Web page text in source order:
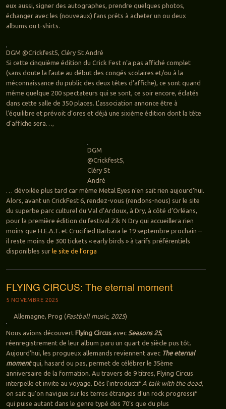
eux aussi, signer des autographes, prendre quelques photos,
échanger avec les (nouveaux) fans prêts à acheter un ou deux
albums ou t-shirts.
DGM @Crickfest5, Cléry St André
Si cette cinquième édition du Crick Fest n’a pas affiché complet
(sans doute la faute au début des congés scolaires et/ou à la
méconnaissance du public des deux têtes d’affiche), ce sont quand
même quelque 200 spectateurs qui se sont, ce soir encore, éclatés
dans cette salle de 350 places. L’association annonce être à
l’équilibre et prévoit d’ores et déjà une sixième édition dont la tête
d’affiche sera…,
DGM
@Crickfest5,
Cléry St
André
… dévoilée plus tard car même Metal Eyes n’en sait rien aujourd’hui.
Alors, avant un CrickFest 6, rendez-vous (rendons-nous) sur le site
du superbe parc culturel du Val d’Ardoux, à Dry, à côté d’Orléans,
pour la première édition du festival Zik N Dry qui accueillera rien
moins que H.E.A.T. et Crucified Barbara le 19 septembre prochain –
il reste moins de 300 tickets « early birds » à tarifs préférentiels
disponibles sur le site de l’orga
FLYING CIRCUS: The eternal moment
5 NOVEMBRE 2025
Allemagne, Prog (Fastball music, 2025)
Nous avions découvert Flying Circusavec Seasons 25,
réenregistrement de leur album paru un quart de siècle pus tôt.
Aujourd’hui, les progueux allemands reviennent avec The eternal
momentqui, hasard ou pas, permet de célébrer le 35ème
anniversaire de la formation. Au travers de 9 titres, Flying Circus
interpelle et invite au voyage. Dès l’introductif A talk with the dead,
on sait qu’on navigue sur les terres étranges d’un rock progressif
qui puise autant dans le genre typé des 70’s que du plus